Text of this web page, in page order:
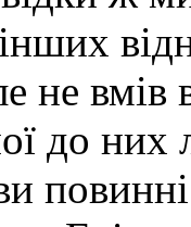
не вмів
до